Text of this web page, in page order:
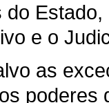
do
e o
as
poderes